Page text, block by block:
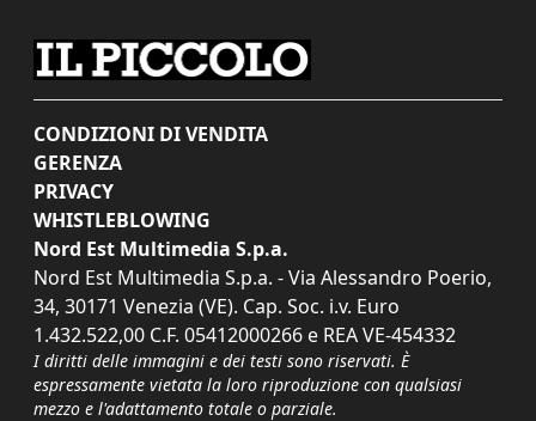
CONDIZIONI DI VENDITA
GERENZA
PRIVACY
WHISTLEBLOWING
Nord Est Multimedia S.p.a.
Nord Est Multimedia S.p.a. - Via Alessandro Poerio,
34, 30171 Venezia (VE). Cap. Soc. i.v. Euro
1.432.522,00 C.F. 05412000266 e REA VE-454332
I diritti delle immagini e dei testi sono riservati. È
espressamente vietata la loro riproduzione con qualsiasi
mezzo e l'adattamento totale o parziale.